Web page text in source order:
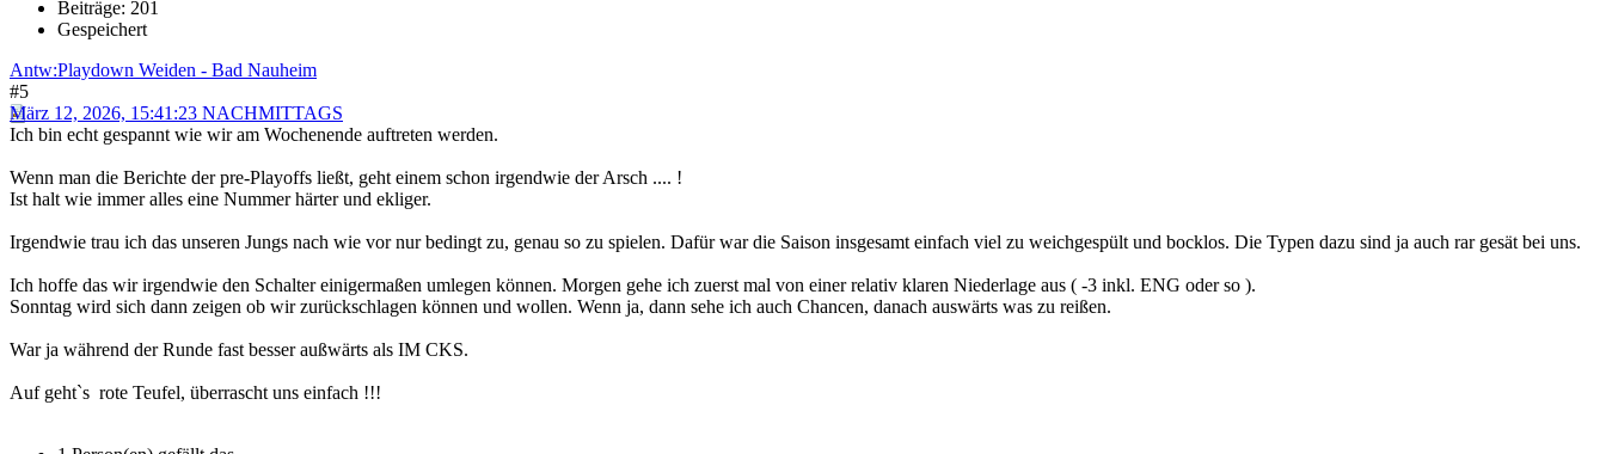
Beiträge: 201
Gespeichert
Antw:Playdown Weiden - Bad Nauheim
#5
März 12, 2026, 15:41:23 NACHMITTAGS
Ich bin echt gespannt wie wir am Wochenende auftreten werden.
Wenn man die Berichte der pre-Playoffs ließt, geht einem schon irgendwie der Arsch .... !
Ist halt wie immer alles eine Nummer härter und ekliger.
Irgendwie trau ich das unseren Jungs nach wie vor nur bedingt zu, genau so zu spielen. Dafür war die Saison insgesamt einfach viel zu weichgespült und bocklos. Die Typen dazu sind ja auch rar gesät bei uns.
Ich hoffe das wir irgendwie den Schalter einigermaßen umlegen können. Morgen gehe ich zuerst mal von einer relativ klaren Niederlage aus ( -3 inkl. ENG oder so ).
Sonntag wird sich dann zeigen ob wir zurückschlagen können und wollen. Wenn ja, dann sehe ich auch Chancen, danach auswärts was zu reißen.
War ja während der Runde fast besser außwärts als IM CKS.
Auf geht`s rote Teufel, überrascht uns einfach !!!